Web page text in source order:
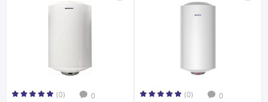
(0) 0 (0) 0